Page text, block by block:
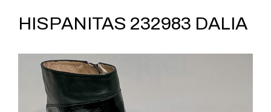
HISPANITAS 232983 DALIA